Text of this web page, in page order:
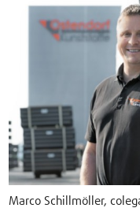
Marco Schillmöller,